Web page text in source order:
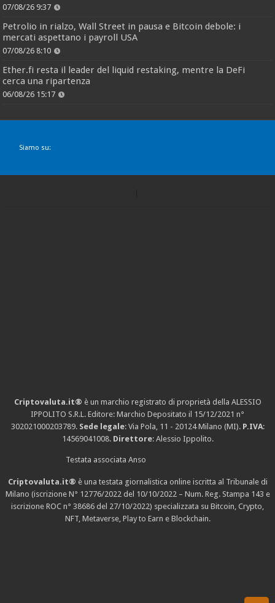
07/08/26 9:37
Petrolio in rialzo, Wall Street in pausa e Bitcoin debole: i
mercati aspettano i payroll USA
07/08/26 8:10
Ether.fi resta il leader del liquid restaking, mentre la DeFi
cerca una ripartenza
06/08/26 15:17
Siamo su:
Criptovaluta.it® è un marchio registrato di proprietà della ALESSIO
IPPOLITO S.R.L. Editore: Marchio Depositato il 15/12/2021 n°
302021000203789. Sede legale: Via Pola, 11 - 20124 Milano (MI). P.IVA:
14569041008. Direttore: Alessio Ippolito.
Testata associata Anso
Criptovaluta.it® è una testata giornalistica online iscritta al Tribunale di
Milano (iscrizione N° 12776/2022 del 10/10/2022 – Num. Reg. Stampa 143 e
iscrizione ROC n° 38686 del 27/10/2022) specializzata su Bitcoin, Crypto,
NFT, Metaverse, Play to Earn e Blockchain.